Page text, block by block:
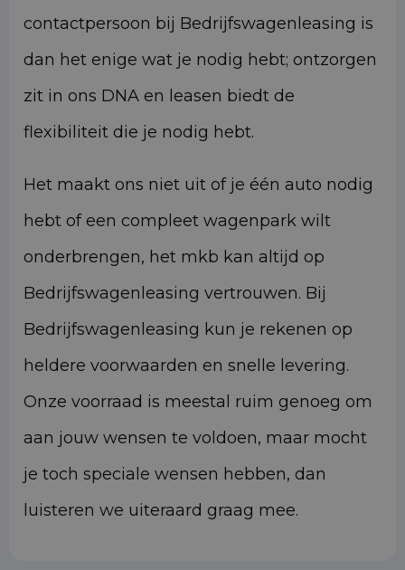
contactpersoon bij Bedrijfswagenleasing is
dan het enige wat je nodig hebt; ontzorgen
zit in ons DNA en leasen biedt de
flexibiliteit die je nodig hebt.
Het maakt ons niet uit of je één auto nodig
hebt of een compleet wagenpark wilt
onderbrengen, het mkb kan altijd op
Bedrijfswagenleasing vertrouwen. Bij
Bedrijfswagenleasing kun je rekenen op
heldere voorwaarden en snelle levering.
Onze voorraad is meestal ruim genoeg om
aan jouw wensen te voldoen, maar mocht
je toch speciale wensen hebben, dan
luisteren we uiteraard graag mee.